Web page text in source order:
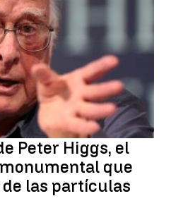
Peter Higgs, el
que
las partículas